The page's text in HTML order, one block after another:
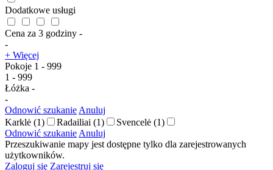
Dodatkowe usługi
Cena za 3 godziny -
-
+ Więcej
Pokoje 1 - 999
1 - 999
Łóżka -
-
Odnowić szukanie Anuluj
Karklė (1) Radailiai (1) Svencelė (1)
Odnowić szukanie Anuluj
Przeszukiwanie mapy jest dostępne tylko dla zarejestrowanych
użytkowników.
Zaloguj się Zarejestruj się